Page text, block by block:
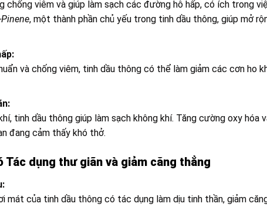
chống viêm và giúp làm sạch các đường hô hấp, có ích trong
, một thành phần chủ yếu trong tinh dầu thông, giúp mở
và chống viêm, tinh dầu thông có thể làm giảm các cơn ho
tinh dầu thông giúp làm sạch không khí. Tăng cường oxy
đang cảm thấy khó thở.
Tác dụng thư giãn và giảm căng thẳng
mát của tinh dầu thông có tác dụng làm dịu tinh thần, giảm